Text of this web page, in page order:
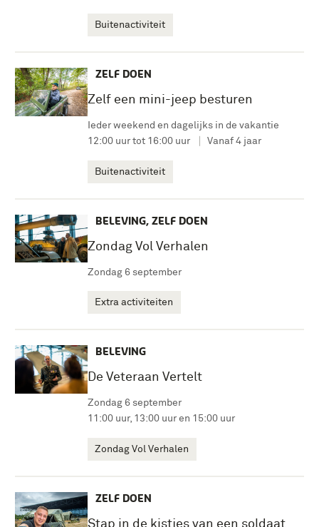
Buitenactiviteit
ZELF DOEN
Zelf een mini-jeep besturen
Ieder weekend en dagelijks in de vakantie
12:00 uur tot 16:00 uur
Vanaf 4 jaar
Buitenactiviteit
BELEVING, ZELF DOEN
Zondag Vol Verhalen
Zondag 6 september
Extra activiteiten
BELEVING
De Veteraan Vertelt
Zondag 6 september
11:00 uur, 13:00 uur en 15:00 uur
Zondag Vol Verhalen
ZELF DOEN
Stap in de kistjes van een soldaat